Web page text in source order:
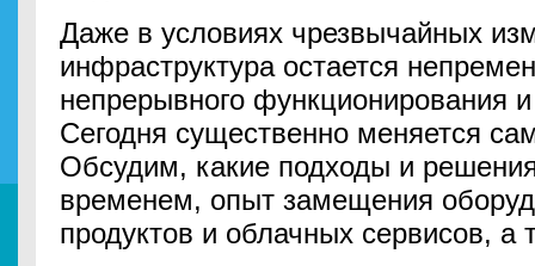
Даже в условиях чрезвычайных
инфраструктура остается
непрерывного функционирования
Сегодня существенно меняется
Обсудим, какие подходы и
временем, опыт замещения
продуктов и облачных сервисов, а